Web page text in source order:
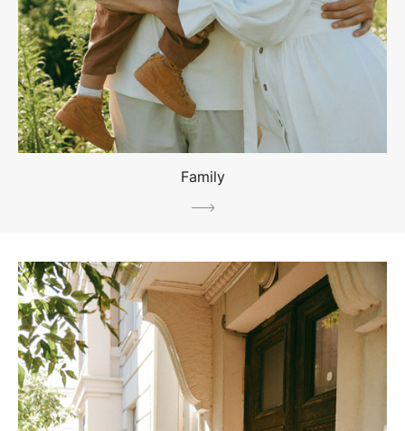
Family